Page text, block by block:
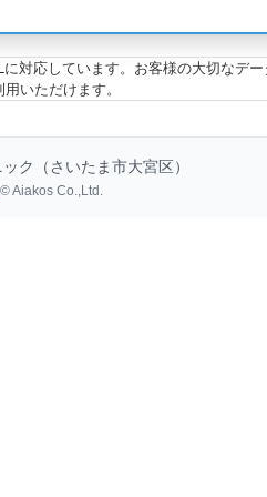
対応しています。お客様の大切なデー
いただけます。
ク（さいたま市大宮区）
© Aiakos Co.,Ltd.